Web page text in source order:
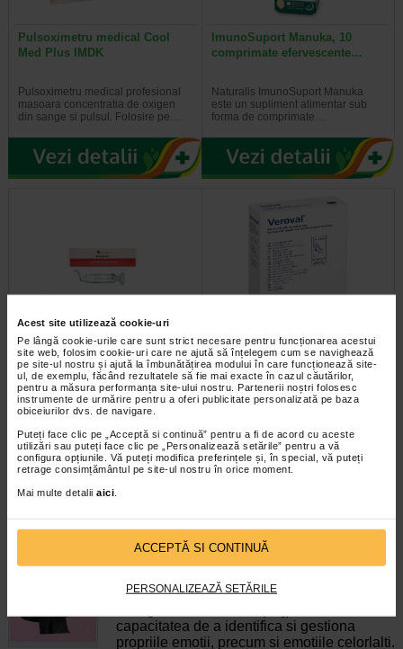
Acest site utilizează cookie-uri
Pe lângă cookie-urile care sunt strict necesare pentru funcționarea acestui
site web, folosim cookie-uri care ne ajută să înțelegem cum se navighează
pe site-ul nostru și ajută la îmbunătățirea modului în care funcționează site-
ul, de exemplu, făcând rezultatele să fie mai exacte în cazul căutărilor,
pentru a măsura performanța site-ului nostru. Partenerii noștri folosesc
instrumente de urmărire pentru a oferi publicitate personalizată pe baza
obiceiurilor dvs. de navigare.
Puteți face clic pe „Acceptă si continuă” pentru a fi de acord cu aceste
utilizări sau puteți face clic pe „Personalizează setările” pentru a vă
configura opțiunile. Vă puteți modifica preferințele și, în special, vă puteți
retrage consimțământul pe site-ul nostru în orice moment.
Mai multe detalii aici
ACCEPTĂ SI CONTINUĂ
PERSONALIZEAZĂ SETĂRILE
Pulsoximetru medical Cool
Med Plus IMDK
Pulsoximetru medical profesional
masoara concentratia de oxigen
din sange si pulsul. Folosire pe…
ImunoSuport Manuka, 10
comprimate efervescente…
Naturalis ImunoSuport Manuka
este un supliment alimentar sub
forma de comprimate…
GSK Babyhaler
GSK Babyhaler este un dispozitiv
utilizat in cazul copiilor cu varsta
mica pentru a permite inhalarea…
HartMann Veroval manseta
tensiometru universala…
HartMann Veroval manseta
tensiometru duo control universala
CELE MAI RECENTE ARTICOLE
Boli neurologice si psihice
capacitatea de a identifica si gestiona
propriile emotii, precum si emotiile celorlalti.